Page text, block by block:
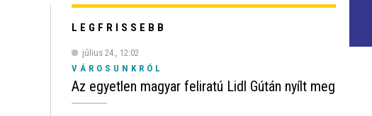
LEGFRISSEBB
július 24., 12:02
VÁROSUNKRÓL
Az egyetlen magyar feliratú Lidl Gútán nyílt meg